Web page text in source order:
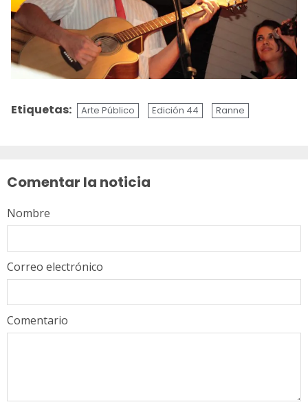
Etiquetas: Arte Público Edición 44 Ranne
Comentar la noticia
Comentario
Nombre
Correo electrónico